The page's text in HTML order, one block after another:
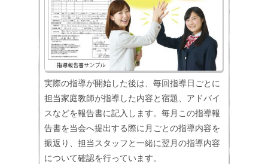
実際の指導が開始した後は、毎回指導日ごとに
担当家庭教師が指導した内容と宿題、アドバイ
スなどを報告書に記入します。毎月この指導報
告書を当会へ提出する際に月ごとの指導内容を
振返り、担当スタッフと一緒に翌月の指導内容
について確認を行っています。